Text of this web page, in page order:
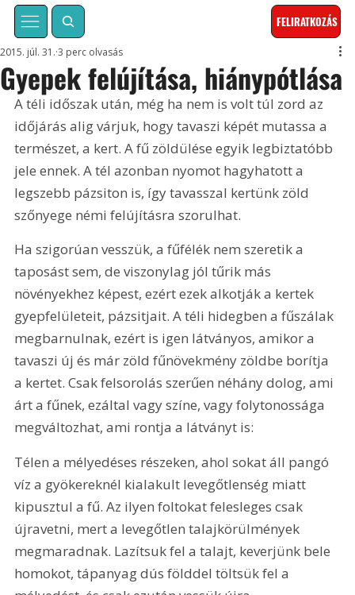
FELIRATKOZÁS
Gyepek felújítása, hiánypótlása
2015. júl. 31. 3 perc olvasás
A téli időszak után, még ha nem is volt túl zord az
időjárás alig várjuk, hogy tavaszi képét mutassa a
természet, a kert. A fű zöldülése egyik legbiztatóbb
jele ennek. A tél azonban nyomot hagyhatott a
legszebb pázsiton is, így tavasszal kertünk zöld
szőnyege némi felújításra szorulhat.
Ha szigorúan vesszük, a fűfélék nem szeretik a
taposást sem, de viszonylag jól tűrik más
növényekhez képest, ezért ezek alkotják a kertek
gyepfelületeit, pázsitjait. A téli hidegben a fűszálak
megbarnulnak, ezért is igen látványos, amikor a
tavaszi új és már zöld fűnövekmény zöldbe borítja
a kertet. Csak felsorolás szerűen néhány dolog, ami
árt a fűnek, ezáltal vagy színe, vagy folytonossága
megváltozhat, ami rontja a látványt is:
Télen a mélyedéses részeken, ahol sokat áll pangó
víz a gyökereknél kialakult levegőtlenség miatt
kipusztul a fű. Az ilyen foltokat felesleges csak
újravetni, mert a levegőtlen talajkörülmények
megmaradnak. Lazítsuk fel a talajt, keverjünk bele
homokot, tápanyag dús földdel töltsük fel a